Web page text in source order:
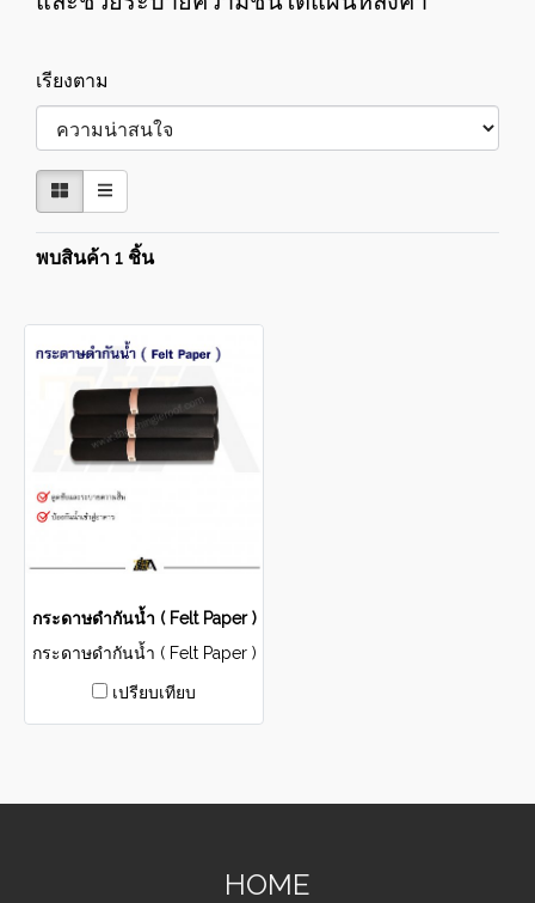
เรียงตาม
พบสินค้า 1 ชิ้น
กระดาษดำกันน้ำ ( Felt Paper )
กระดาษดำกันน้ำ ( Felt Paper )
เปรียบเทียบ
HOME